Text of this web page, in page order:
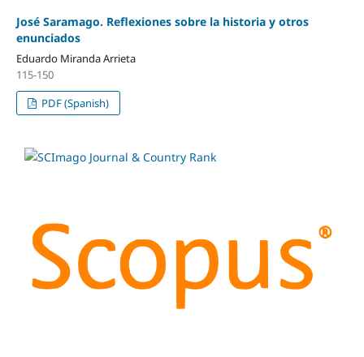
José Saramago. Reflexiones sobre la historia y otros
enunciados
Eduardo Miranda Arrieta
115-150
PDF (Spanish)